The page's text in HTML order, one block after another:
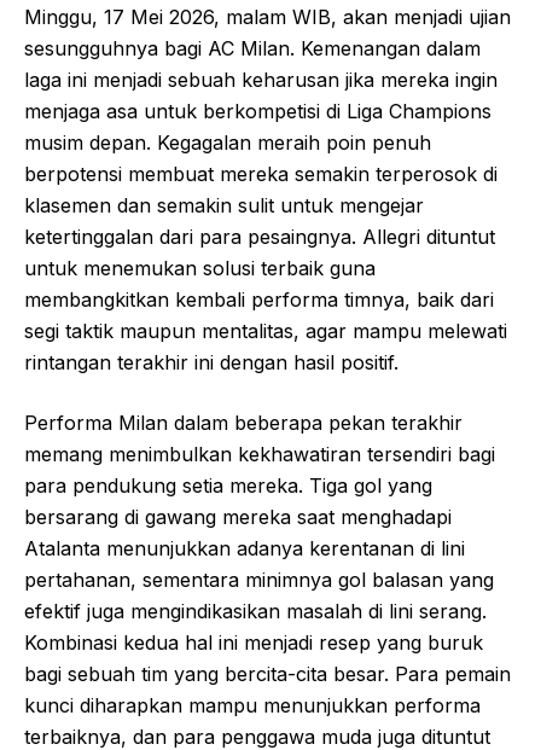
Minggu, 17 Mei 2026, malam WIB, akan menjadi ujian
sesungguhnya bagi AC Milan. Kemenangan dalam
laga ini menjadi sebuah keharusan jika mereka ingin
menjaga asa untuk berkompetisi di Liga Champions
musim depan. Kegagalan meraih poin penuh
berpotensi membuat mereka semakin terperosok di
klasemen dan semakin sulit untuk mengejar
ketertinggalan dari para pesaingnya. Allegri dituntut
untuk menemukan solusi terbaik guna
membangkitkan kembali performa timnya, baik dari
segi taktik maupun mentalitas, agar mampu melewati
rintangan terakhir ini dengan hasil positif.
Performa Milan dalam beberapa pekan terakhir
memang menimbulkan kekhawatiran tersendiri bagi
para pendukung setia mereka. Tiga gol yang
bersarang di gawang mereka saat menghadapi
Atalanta menunjukkan adanya kerentanan di lini
pertahanan, sementara minimnya gol balasan yang
efektif juga mengindikasikan masalah di lini serang.
Kombinasi kedua hal ini menjadi resep yang buruk
bagi sebuah tim yang bercita-cita besar. Para pemain
kunci diharapkan mampu menunjukkan performa
terbaiknya, dan para penggawa muda juga dituntut